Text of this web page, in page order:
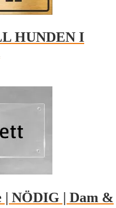
HUNDEN I
| NÖDIG | Dam &